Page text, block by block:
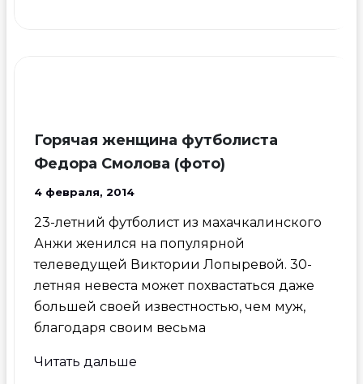
Горячая женщина футболиста
Федора Смолова (фото)
4 февраля, 2014
23-летний футболист из махачкалинского
Анжи женился на популярной
телеведущей Виктории Лопыревой. 30-
летняя невеста может похвастаться даже
большей своей известностью, чем муж,
благодаря своим весьма
Горячая
Читать дальше